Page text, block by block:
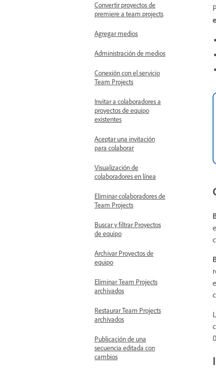
Convertir proyectos de
premiere a team projects
Agregar medios
Administración de medios
Conexión con el servicio
Team Projects
Invitar a colaboradores a
proyectos de equipo
existentes
Aceptar una invitación
para colaborar
Visualización de
colaboradores en línea
Eliminar colaboradores de
Team Projects
Buscar y filtrar Proyectos
de equipo
Archivar Proyectos de
equipo
Eliminar Team Projects
archivados
Restaurar Team Projects
archivados
Publicación de una
secuencia editada con
cambios